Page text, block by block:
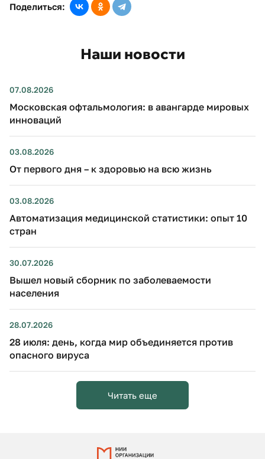
Поделиться:
Наши новости
07.08.2026
Московская офтальмология: в авангарде мировых
инноваций
03.08.2026
От первого дня – к здоровью на всю жизнь
03.08.2026
Автоматизация медицинской статистики: опыт 10
стран
30.07.2026
Вышел новый сборник по заболеваемости
населения
28.07.2026
28 июля: день, когда мир объединяется против
опасного вируса
Читать еще